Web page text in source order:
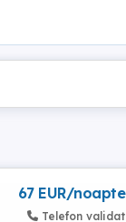
67 EUR/noapte
Telefon validat